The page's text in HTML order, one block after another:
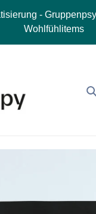
-
Wohlfühlitems